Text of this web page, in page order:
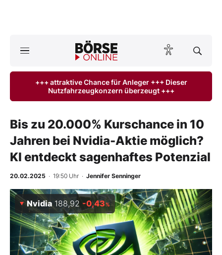
ktuelle Ausgabe BÖRSE ONLINE lesen
Finanz-Check
BO-Musterdepots
Experten
Mein B:O
+++ attraktive Chance für Anleger +++ Dieser
Nutzfahrzeugkonzern überzeugt +++
Bis zu 20.000% Kurschance in 10
Jahren bei Nvidia-Aktie möglich?
KI entdeckt sagenhaftes Potenzial
20.02.2025 · 19:50 Uhr · Jennifer Senninger
Nvidia 188,92 -0,43%